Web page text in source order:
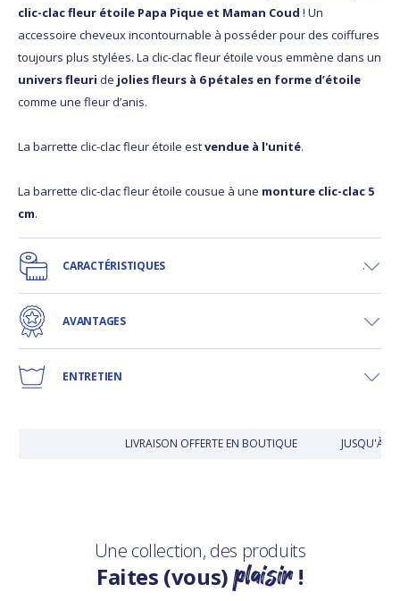
clic-clac fleur étoile Papa Pique et Maman Coud ! Un
accessoire cheveux incontournable à posséder pour des coiffures
toujours plus stylées. La clic-clac fleur étoile vous emmène dans un
univers fleuri de jolies fleurs à 6 pétales en forme d’étoile
comme une fleur d’anis.
La barrette clic-clac fleur étoile estvendue à l'unité.
La barrette clic-clac fleur étoile cousue à une monture clic-clac 5
cm.
CARACTÉRISTIQUES
AVANTAGES
ENTRETIEN
LIVRAISON OFFERTE EN BOUTIQUE JUSQU'À
Une collection, des produits
Faites (vous)plaisir!